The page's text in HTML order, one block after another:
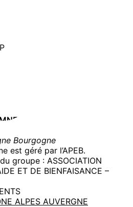
pour lancer la recherche
Bourgogne
est géré par l’APEB.
groupe : ASSOCIATION
ET DE BIENFAISANCE –
ALPES AUVERGNE